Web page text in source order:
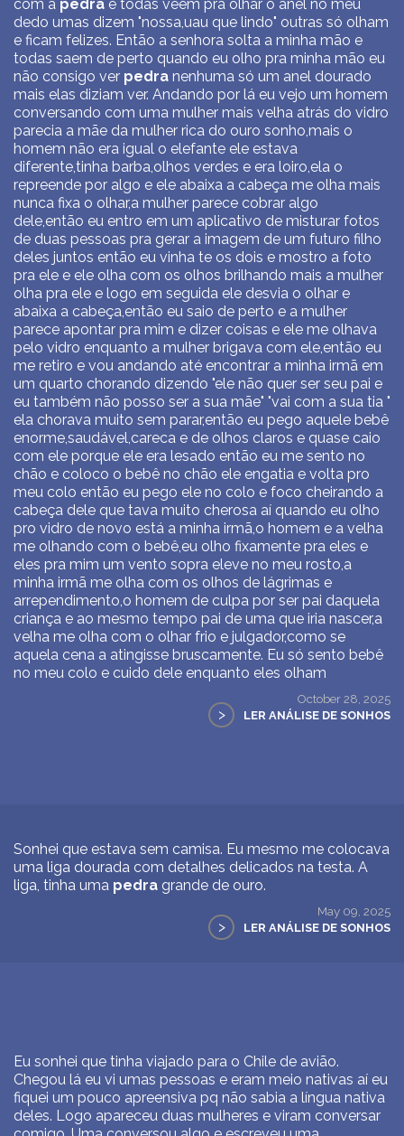
com a pedra e todas vêem pra olhar o anel no meu
dedo umas dizem "nossa,uau que lindo" outras só olham
e ficam felizes. Então a senhora solta a minha mão e
todas saem de perto quando eu olho pra minha mão eu
não consigo ver pedra nenhuma só um anel dourado
mais elas diziam ver. Andando por lá eu vejo um homem
conversando com uma mulher mais velha atrás do vidro
parecia a mãe da mulher rica do ouro sonho,mais o
homem não era igual o elefante ele estava
diferente,tinha barba,olhos verdes e era loiro,ela o
repreende por algo e ele abaixa a cabeça me olha mais
nunca fixa o olhar,a mulher parece cobrar algo
dele,então eu entro em um aplicativo de misturar fotos
de duas pessoas pra gerar a imagem de um futuro filho
deles juntos então eu vinha te os dois e mostro a foto
pra ele e ele olha com os olhos brilhando mais a mulher
olha pra ele e logo em seguida ele desvia o olhar e
abaixa a cabeça,então eu saio de perto e a mulher
parece apontar pra mim e dizer coisas e ele me olhava
pelo vidro enquanto a mulher brigava com ele,então eu
me retiro e vou andando até encontrar a minha irmã em
um quarto chorando dizendo "ele não quer ser seu pai e
eu também não posso ser a sua mãe" "vai com a sua tia "
ela chorava muito sem parar,então eu pego aquele bebê
enorme,saudável,careca e de olhos claros e quase caio
com ele porque ele era lesado então eu me sento no
chão e coloco o bebê no chão ele engatia e volta pro
meu colo então eu pego ele no colo e foco cheirando a
cabeça dele que tava muito cherosa aí quando eu olho
pro vidro de novo está a minha irmã,o homem e a velha
me olhando com o bebê,eu olho fixamente pra eles e
eles pra mim um vento sopra eleve no meu rosto,a
minha irmã me olha com os olhos de lágrimas e
arrependimento,o homem de culpa por ser pai daquela
criança e ao mesmo tempo pai de uma que iria nascer,a
velha me olha com o olhar frio e julgador,como se
aquela cena a atingisse bruscamente. Eu só sento bebê
no meu colo e cuido dele enquanto eles olham
October 28, 2025
> LER ANÁLISE DE SONHOS
Sonhei que estava sem camisa. Eu mesmo me colocava
uma liga dourada com detalhes delicados na testa. A
liga, tinha uma pedra grande de ouro.
May 09, 2025
> LER ANÁLISE DE SONHOS
Eu sonhei que tinha viajado para o Chile de avião.
Chegou lá eu vi umas pessoas e eram meio nativas aí eu
fiquei um pouco apreensiva pq não sabia a língua nativa
deles. Logo apareceu duas mulheres e viram conversar